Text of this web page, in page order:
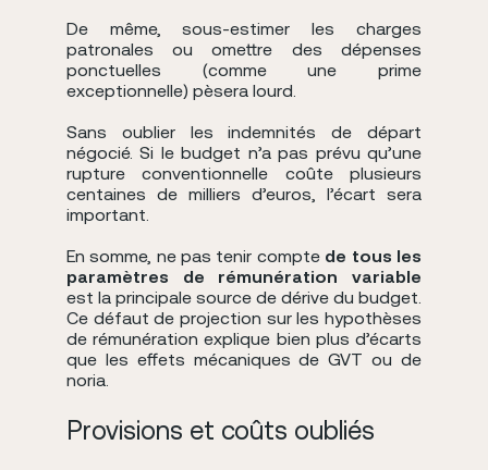
De même, sous-estimer les charges
patronales ou omettre des dépenses
ponctuelles (comme une prime
exceptionnelle) pèsera lourd.
Sans oublier les indemnités de départ
négocié. Si le budget n’a pas prévu qu’une
rupture conventionnelle coûte plusieurs
centaines de milliers d’euros, l’écart sera
important.
En somme, ne pas tenir compte de tous les
paramètres de rémunération variable
est la principale source de dérive du budget.
Ce défaut de projection sur les hypothèses
de rémunération explique bien plus d’écarts
que les effets mécaniques de GVT ou de
noria.
Provisions et coûts oubliés